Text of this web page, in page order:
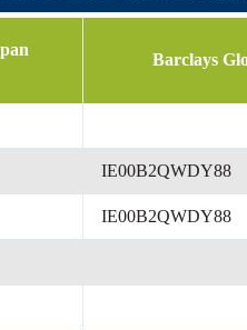
Barclays
IE00B2QWDY88
IE00B2QWDY88